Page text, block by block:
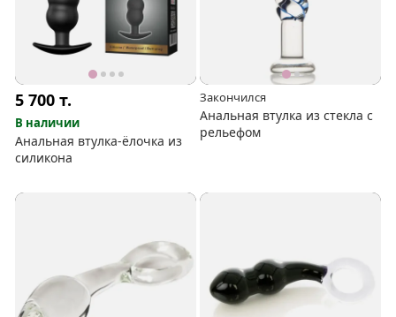
5 700т.
В наличии
Анальная втулка-ёлочка из
силикона
Закончился
Анальная втулка из стекла с
рельефом